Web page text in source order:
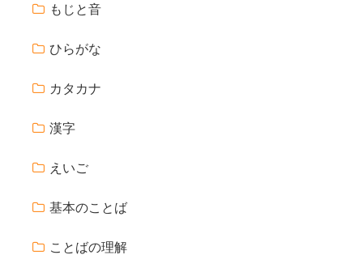
もじと音
ひらがな
カタカナ
漢字
えいご
基本のことば
ことばの理解